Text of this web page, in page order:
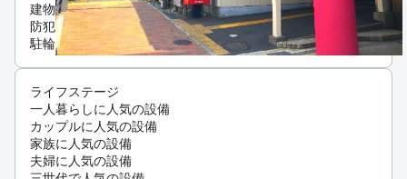
建物設備
防犯カメラ
駐輪場
ライフステージ
一人暮らしに人気の設備
カップルに人気の設備
家族に人気の設備
夫婦に人気の設備